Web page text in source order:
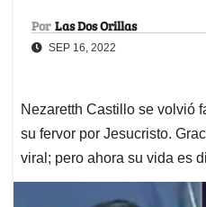
Por Las Dos Orillas
SEP 16, 2022
Nezaretth Castillo se volvió
su fervor por Jesucristo.
viral; pero ahora su vida es